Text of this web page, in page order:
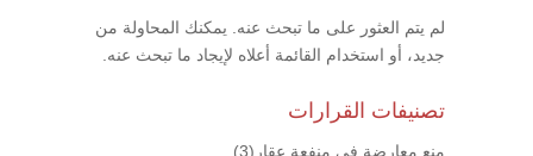
لم يتم العثور على ما تبحث عنه. يمكنك المحاولة من
جديد، أو استخدام القائمة أعلاه لإيجاد ما تبحث عنه.
تصنيفات القرارات
منع معارضة في منفعة عقار (3)